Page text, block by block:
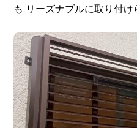
も リーズナブルに取り付